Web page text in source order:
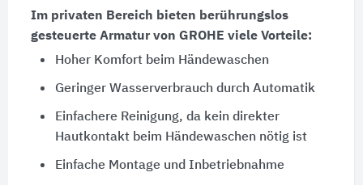
Im privaten Bereich bieten berührungslos
gesteuerte Armatur von GROHE viele Vorteile:
Hoher Komfort beim Händewaschen
Geringer Wasserverbrauch durch Automatik
Einfachere Reinigung, da kein direkter
Hautkontakt beim Händewaschen nötig ist
Einfache Montage und Inbetriebnahme